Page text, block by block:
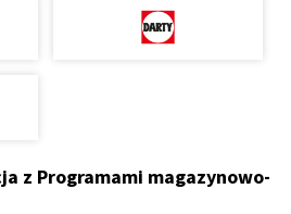
z Programami magazynowo-